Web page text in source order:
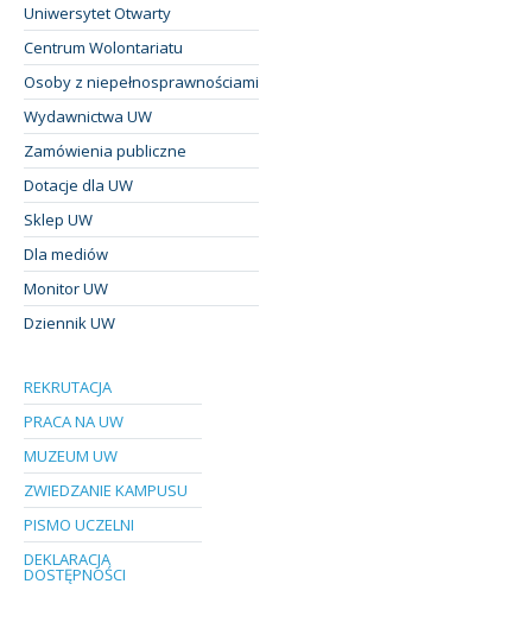
Uniwersytet Otwarty
Centrum Wolontariatu
Osoby z niepełnosprawnościami
Wydawnictwa UW
Zamówienia publiczne
Dotacje dla UW
Sklep UW
Dla mediów
Monitor UW
Dziennik UW
REKRUTACJA
PRACA NA UW
MUZEUM UW
ZWIEDZANIE KAMPUSU
PISMO UCZELNI
DEKLARACJA
DOSTĘPNOŚCI